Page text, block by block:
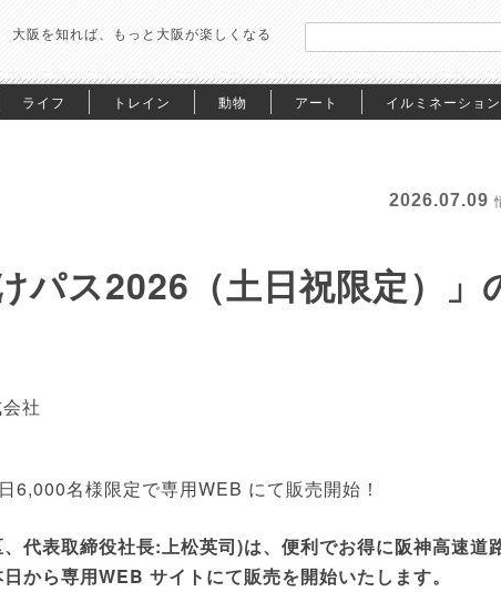
大阪を知れば、もっと大阪が楽しくなる
ライフ トレイン 動物 アート イルミネーション
2026.07.09
パス2026（土日祝限定）」
社
6,000名様限定で専用WEB にて販売開始！
代表取締役社長:上松英司)は、便利でお得に阪神高速道
から専用WEB サイトにて販売を開始いたします。